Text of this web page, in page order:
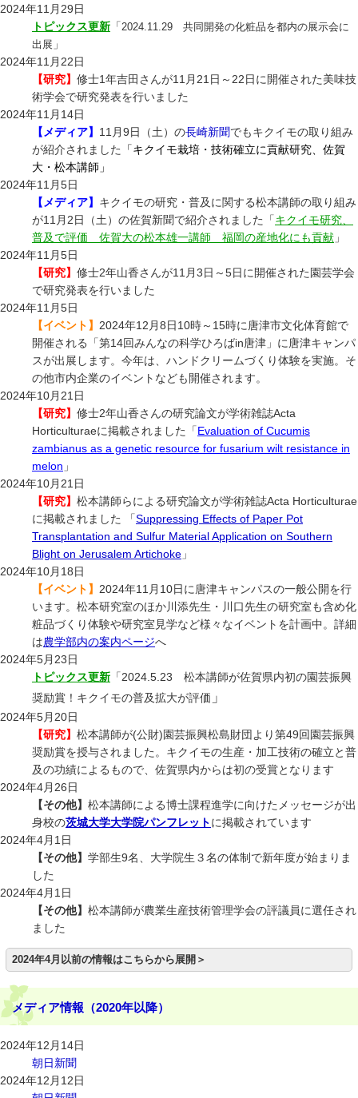
2024年11月29日
トピックス更新 「2024.11.29 共同開発の化粧品を都内の展示会に
出展 」
2024年11月22日
【研究】 修士1年吉田さんが11月21日～22日に開催された美味技
術学会で研究発表を行いました
2024年11月14日
【メディア】 11月9日（土）の長崎新聞でもキクイモの取り組み
が紹介されました
「キクイモ栽培・技術確立に貢献研究、佐賀
大・松本講師」
2024年11月5日
【メディア】 キクイモの研究・普及に関する松本講師の取り組み
が11月2日（土）の佐賀新聞で紹介されました「キクイモ研究、
普及で評価 佐賀大の松本雄一講師 福岡の産地化にも貢献 」
2024年11月5日
【研究】 修士2年山香さんが11月3日～5日に開催された園芸学会
で研究発表を行いました
2024年11月5日
【イベント】 2024年12月8日10時～15時に唐津市文化体育館で
開催される「第14回みんなの科学ひろばin唐津」に唐津キャンパ
スが出展します。今年は、ハンドクリームづくり体験を実施。そ
の他市内企業のイベントなども開催されます。
2024年10月21日
【研究】 修士2年山香さんの研究論文が学術雑誌Acta
Horticulturaeに掲載されました「Evaluation of Cucumis
zambianus as a genetic resource for fusarium wilt resistance in
melon 」
2024年10月21日
【研究】 松本講師らによる研究論文が学術雑誌Acta Horticulturae
に掲載されました 「Suppressing Effects of Paper Pot
Transplantation and Sulfur Material Application on Southern
Blight on Jerusalem Artichoke 」
2024年10月18日
【イベント】 2024年11月10日に唐津キャンパスの一般公開を行
います。松本研究室のほか川添先生・川口先生の研究室も含め化
粧品づくり体験や研究室見学など様々なイベントを計画中。詳細
は農学部内の案内ページへ
2024年5月23日
トピックス更新 「2024.5.23 松本講師が佐賀県内初の園芸振興
奨励賞！キクイモの普及拡大が評価 」
2024年5月20日
【研究】 松本講師が(公財)園芸振興松島財団より第49回園芸振興
奨励賞を授与されました。キクイモの生産・加工技術の確立と普
及の功績によるもので、佐賀県内からは初の受賞となります
2024年4月26日
【その他】 松本講師による博士課程進学に向けたメッセージが出
身校の茨城大学大学院パンフレットに掲載されています
2024年4月1日
【その他】 学部生9名、大学院生３名の体制で新年度が始まりま
した
2024年4月1日
【その他】 松本講師が農業生産技術管理学会の評議員に選任され
ました
2024年4月以前の情報はこちらから展開＞
メディア情報（2020年以降）
2024年12月14日
朝日新聞
2024年12月12日